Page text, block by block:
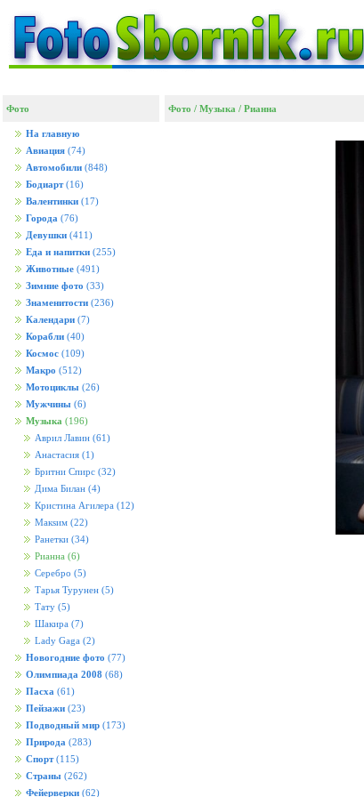
Фото
На главную
Авиация (74)
Автомобили (848)
Бодиарт (16)
Валентинки (17)
Города (76)
Девушки (411)
Еда и напитки (255)
Животные (491)
Зимние фото (33)
Знаменитости (236)
Календари (7)
Корабли (40)
Космос (109)
Макро (512)
Мотоциклы (26)
Мужчины (6)
Музыка (196)
Аврил Лавин (61)
Анастасия (1)
Бритни Спирс (32)
Дима Билан (4)
Кристина Агилера (12)
Макsим (22)
Ранетки (34)
Рианна (6)
Серебро (5)
Тарья Турунен (5)
Тату (5)
Шакира (7)
Lady Gaga (2)
Новогодние фото (77)
Олимпиада 2008 (68)
Пасха (61)
Пейзажи (23)
Подводный мир (173)
Природа (283)
Спорт (115)
Страны (262)
Фейерверки (62)
Фото / Музыка / Рианна